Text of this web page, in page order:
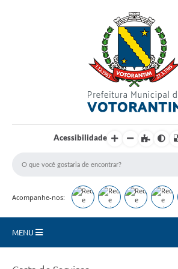
Acessibilidade
Acompanhe-nos:
MENU